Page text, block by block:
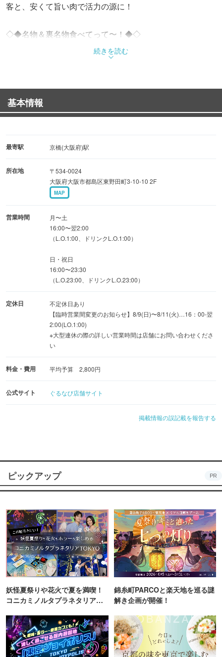
客と、安くて旨い肉で活力の源に！
◇◆名物＆裏名物食べてって〜！◆◇
ごく僅かしか仕入れることのできない希少な部位や、珍味
のホルモンなど、「本物のホルモン」のおいしさをお届け
価格以上の満足を、ぜひ昭和ホルモン京橋で。
続きを読む
基本情報
最寄駅 京橋(大阪府)駅
所在地
〒534-0024
大阪府大阪市都島区東野田町3-10-10 2F
MAP
営業時間
月〜土
16:00〜翌2:00
（L.O.1:00、ドリンクL.O.1:00）
日・祝日
16:00〜23:30
（L.O.23:00、ドリンクL.O.23:00）
定休日
不定休日あり
【臨時営業間変更のお知らせ】8/9(日)〜8/11(火)…16：00-翌
2:00(LO.1:00)
※大型連休の際の詳しい営業時間は店舗にお問い合わせくださ
い
料金・費用 平均予算 2,800円
公式サイト ぐるなび店舗サイト
掲載情報の誤記載を報告する
ピックアップ PR
妖怪夏祭りや花火で夏を満喫！
コニカミノルタプラネタリア
錦糸町PARCOと楽天地を巡る謎
解き企画が開催！